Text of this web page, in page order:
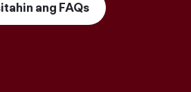
ang FAQs